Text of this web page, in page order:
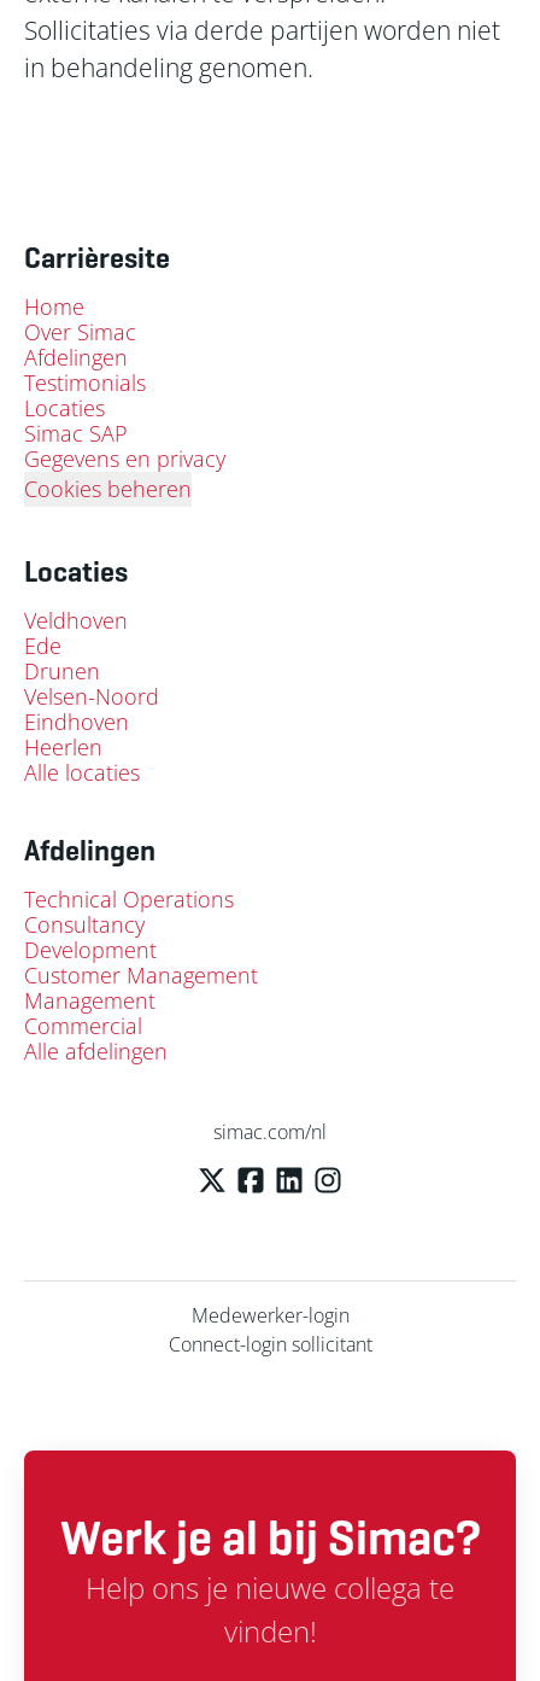
Sollicitaties via derde partijen worden niet
in behandeling genomen.
Carrièresite
Home
Over Simac
Afdelingen
Testimonials
Locaties
Simac SAP
Gegevens en privacy
Cookies beheren
Locaties
Veldhoven
Ede
Drunen
Velsen-Noord
Eindhoven
Heerlen
Alle locaties
Afdelingen
Technical Operations
Consultancy
Development
Customer Management
Management
Commercial
Alle afdelingen
simac.com/nl
Medewerker-login
Connect-login sollicitant
Werk je al bij Simac?
Help ons je nieuwe collega te
vinden!